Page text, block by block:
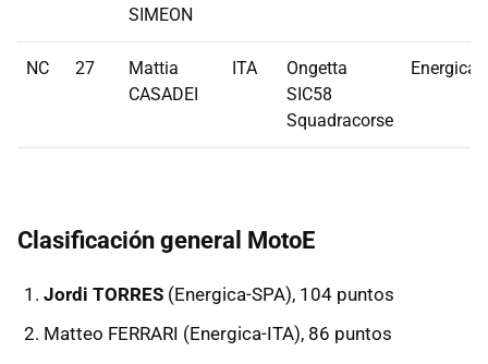
SIMEON
NC 27
Mattia
CASADEI
ITA
Ongetta
SIC58
Squadracorse
Energica
Clasificación general MotoE
Jordi TORRES (Energica-SPA), 104 puntos
Matteo FERRARI (Energica-ITA), 86 puntos